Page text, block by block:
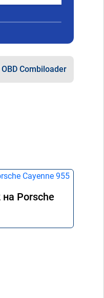
Combiloader
Porsche